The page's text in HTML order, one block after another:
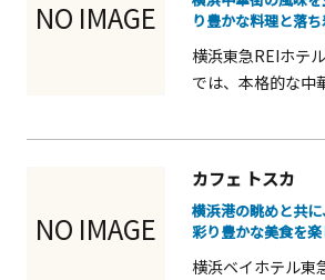
NO IMAGE
り豊かな料理と落
横浜東急REIホテ
では、本格的な中
ディナーに対応し
かした料理は味だ
やかで、家族や友
食事にも最適です
NO IMAGE
カフェ トスカ
横浜港の眺めと共
彩り豊かな美食を
横浜ベイホテル東